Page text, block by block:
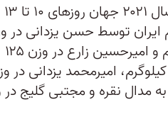
به گزارش ایرنا، رقابت‌های کشتی آزاد قهرمانی سال ۲۰۲۱ جهان روزهای ۱۰ تا ۱۳
ایران توسط حسن یزدانی در
۸۶ کیلوگرم، کامران قاسم‌پور در وزن ۹۲ کیلوگرم و امیرحسین زارع در وزن ۱۲۵
کیلوگرم به مدال طلا، علیرضا سرلک در وزن ۵۷ کیلوگرم، امیرمحمد یزدانی
نخودی در وزن ۷۹ کیلوگرم به مدال نقره و مجتبی